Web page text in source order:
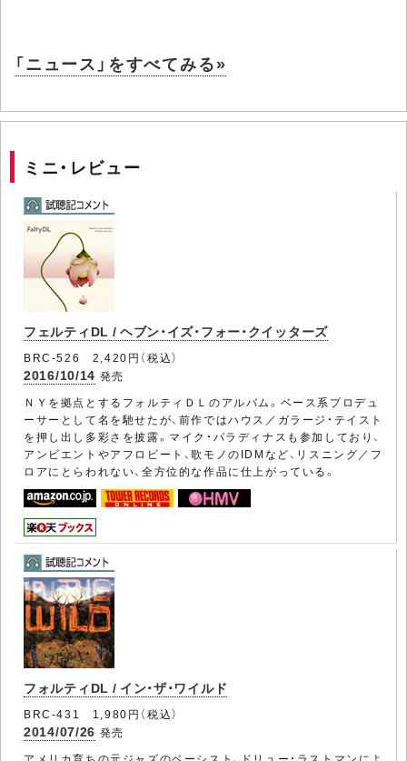
「ニュース」をすべてみる»
ミニ・レビュー
フェルティDL / ヘブン・イズ・フォー・クイッターズ
BRC-526 2,420円（税込）
2016/10/14 発売
ＮＹを拠点とするフォルティＤＬのアルバム。ベース系プロデュ
ーサーとして名を馳せたが、前作ではハウス／ガラージ・テイスト
を押し出し多彩さを披露。マイク・パラディナスも参加しており、
アンビエントやアフロビート、歌モノのIDMなど、リスニング／フ
ロアにとらわれない、全方位的な作品に仕上がっている。
フォルティDL / イン・ザ・ワイルド
BRC-431 1,980円（税込）
2014/07/26 発売